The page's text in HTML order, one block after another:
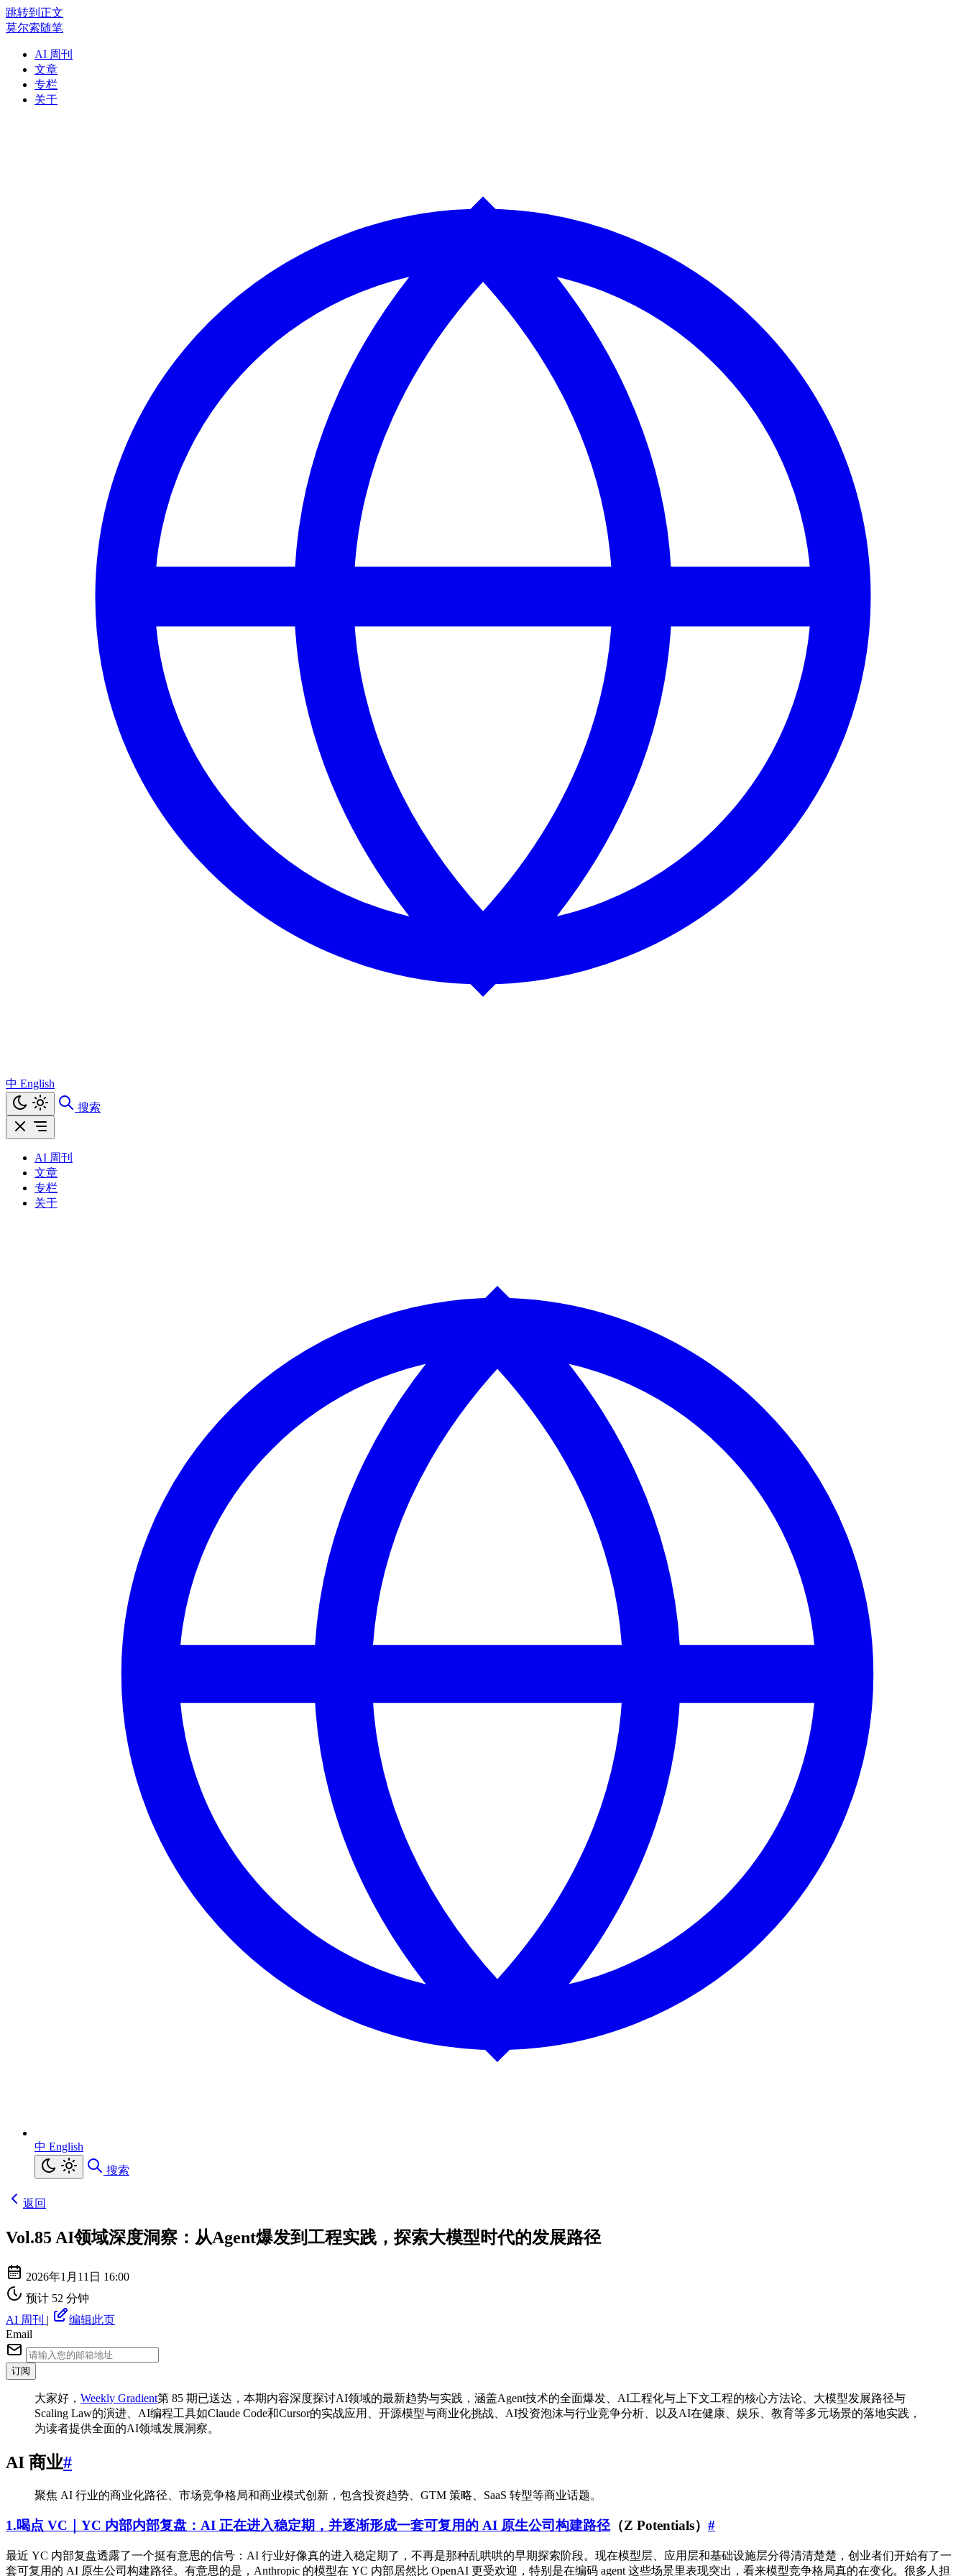
跳转到正文
莫尔索随笔
AI 周刊
文章
专栏
关于
中 English
搜索
AI 周刊
文章
专栏
关于
中 English
搜索
返回
Vol.85 AI领域深度洞察：从Agent爆发到工程实践，探索大模型时代的发展路径
2026年1月11日 16:00
预计 52 分钟
AI 周刊 |
编辑此页
Email
订阅
⼤家好， Weekly Gradient第 85 期已送达，本期内容深度探讨AI领域的最新趋势与实践，涵盖Agent技术的全面爆发、AI工程化与上下文工程的核心方法论、大模型发展路径与
Scaling Law的演进、AI编程工具如Claude Code和Cursor的实战应用、开源模型与商业化挑战、AI投资泡沫与行业竞争分析、以及AI在健康、娱乐、教育等多元场景的落地实践，
为读者提供全面的AI领域发展洞察。
AI 商业#
聚焦 AI 行业的商业化路径、市场竞争格局和商业模式创新，包含投资趋势、GTM 策略、SaaS 转型等商业话题。
1.喝点 VC｜YC 内部内部复盘：AI 正在进入稳定期，并逐渐形成一套可复用的 AI 原生公司构建路径（Z Potentials） #
最近 YC 内部复盘透露了一个挺有意思的信号：AI 行业好像真的进入稳定期了，不再是那种乱哄哄的早期探索阶段。现在模型层、应用层和基础设施层分得清清楚楚，创业者们开始有了一
套可复用的 AI 原生公司构建路径。有意思的是，Anthropic 的模型在 YC 内部居然比 OpenAI 更受欢迎，特别是在编码 agent 这些场景里表现突出，看来模型竞争格局真的在变化。很多人担